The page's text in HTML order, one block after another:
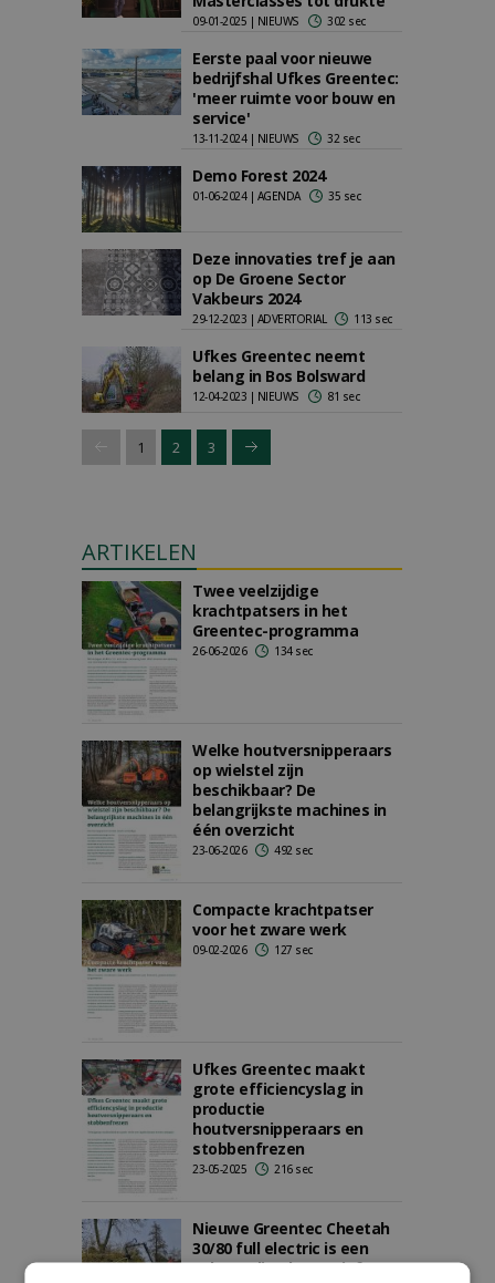
09-01-2025 | NIEUWS 302 sec
Eerste paal voor nieuwe
bedrijfshal Ufkes Greentec:
'meer ruimte voor bouw en
service'
13-11-2024 | NIEUWS 32 sec
Demo Forest 2024
01-06-2024 | AGENDA 35 sec
Deze innovaties tref je aan
op De Groene Sector
Vakbeurs 2024
29-12-2023 | ADVERTORIAL 113 sec
Ufkes Greentec neemt
belang in Bos Bolsward
12-04-2023 | NIEUWS 81 sec
1 2 3
ARTIKELEN
Twee veelzijdige
krachtpatsers in het
Greentec-programma
26-06-2026 134 sec
Welke houtversnipperaars
op wielstel zijn
beschikbaar? De
belangrijkste machines in
één overzicht
23-06-2026 492 sec
Compacte krachtpatser
voor het zware werk
09-02-2026 127 sec
Ufkes Greentec maakt
grote efficiencyslag in
productie
houtversnipperaars en
stobbenfrezen
23-05-2025 216 sec
Nieuwe Greentec Cheetah
30/80 full electric is een
volwaardig alternatief